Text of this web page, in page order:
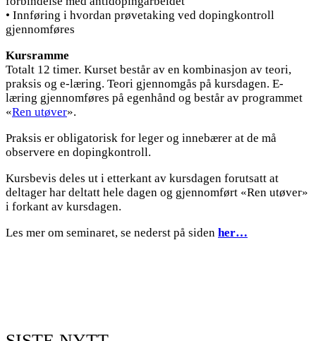
• Innføring i hvordan prøvetaking ved dopingkontroll
gjennomføres
Kursramme
Totalt 12 timer. Kurset består av en kombinasjon av teori,
praksis og e-læring. Teori gjennomgås på kursdagen. E-
læring gjennomføres på egenhånd og består av programmet
«Ren utøver».
Praksis er obligatorisk for leger og innebærer at de må
observere en dopingkontroll.
Kursbevis deles ut i etterkant av kursdagen forutsatt at
deltager har deltatt hele dagen og gjennomført «Ren utøver»
i forkant av kursdagen.
Les mer om seminaret, se nederst på siden her…